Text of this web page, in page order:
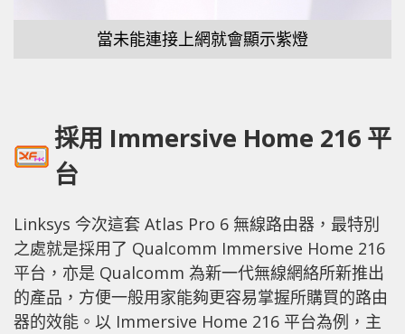
當未能連接上網就會顯示紫燈
採用 Immersive Home 216 平
台
Linksys 今次這套 Atlas Pro 6 無線路由器，最特別
之處就是採用了 Qualcomm Immersive Home 216
平台，亦是 Qualcomm 為新一代無線網絡所新推出
的產品，方便一般用家能夠更容易掌握所購買的路由
器的效能。以 Immersive Home 216 平台為例，主